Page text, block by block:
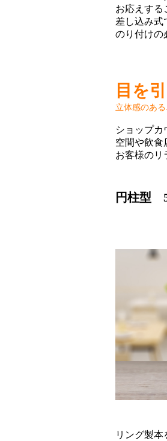
お応えする
差し込み式
のり付けの
目を
立体感のある
ショップカ
空間や飲食
お客様のリ
円柱型
リング製